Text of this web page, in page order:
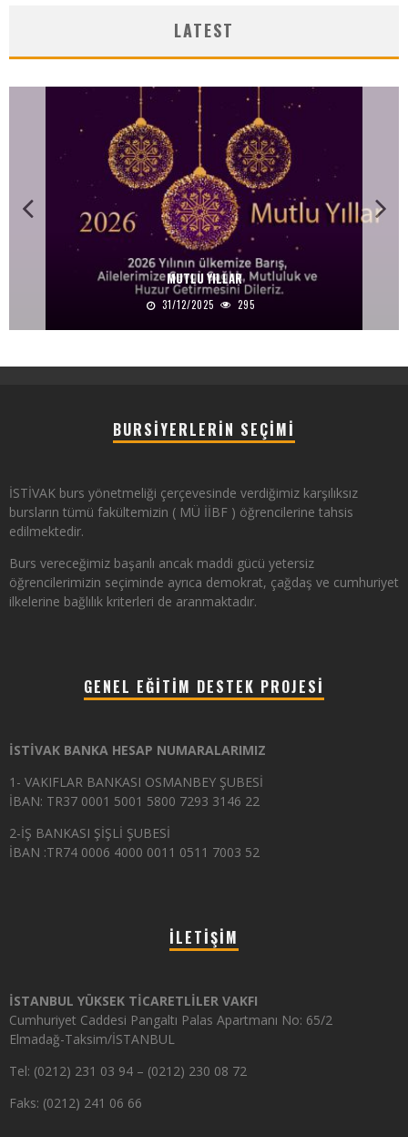
LATEST
MUTLU YILLAR
31/12/2025 295
BURSIYERLERIN SEÇIMI
İSTİVAK burs yönetmeliği çerçevesinde verdiğimiz karşılıksız
bursların tümü fakültemizin ( MÜ İİBF ) öğrencilerine tahsis
edilmektedir.
Burs vereceğimiz başarılı ancak maddi gücü yetersiz
öğrencilerimizin seçiminde ayrıca demokrat, çağdaş ve cumhuriyet
ilkelerine bağlılık kriterleri de aranmaktadır.
GENEL EĞITIM DESTEK PROJESI
İSTİVAK BANKA HESAP NUMARALARIMIZ
1- VAKIFLAR BANKASI OSMANBEY ŞUBESİ
İBAN: TR37 0001 5001 5800 7293 3146 22
2-İŞ BANKASI ŞİŞLİ ŞUBESİ
İBAN :TR74 0006 4000 0011 0511 7003 52
İLETIŞIM
İSTANBUL YÜKSEK TİCARETLİLER VAKFI
Cumhuriyet Caddesi Pangaltı Palas Apartmanı No: 65/2
Elmadağ-Taksim/İSTANBUL
Tel: (0212) 231 03 94 – (0212) 230 08 72
Faks: (0212) 241 06 66